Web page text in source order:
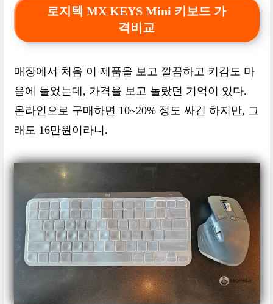
로지텍 MX KEYS Mini 키보드 가
격비교
매장에서 처음 이 제품을 보고 깔끔하고 키감도 마
음에 들었는데, 가격을 보고 놀랐던 기억이 있다.
온라인으로 구매하면 10~20% 정도 싸긴 하지만, 그
래도 16만원이라니.